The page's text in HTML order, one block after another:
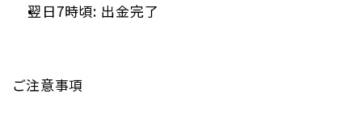
翌日7時頃: 出金完了
ご注意事項